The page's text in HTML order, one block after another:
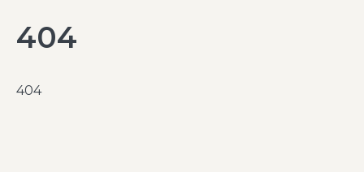
404
404